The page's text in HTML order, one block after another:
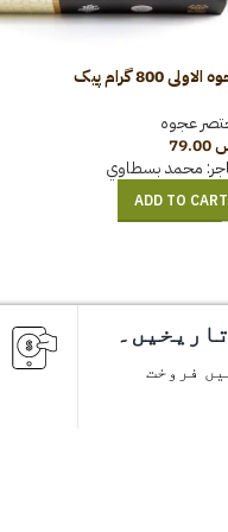
800 گرام پیک
عجوہ
79.00
محمد بسطاوي
ADD TO CART
فروخت